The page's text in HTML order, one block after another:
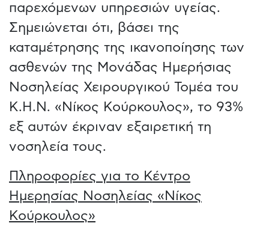
παρεχόμενων υπηρεσιών υγείας.
Σημειώνεται ότι, βάσει της
καταμέτρησης της ικανοποίησης των
ασθενών της Μονάδας Ημερήσιας
Νοσηλείας Χειρουργικού Τομέα του
Κ.Η.Ν. «Νίκος Κούρκουλος», το 93%
εξ αυτών έκριναν εξαιρετική τη
νοσηλεία τους.
Πληροφορίες για το Κέντρο
Ημερησίας Νοσηλείας «Νίκος
Κούρκουλος»